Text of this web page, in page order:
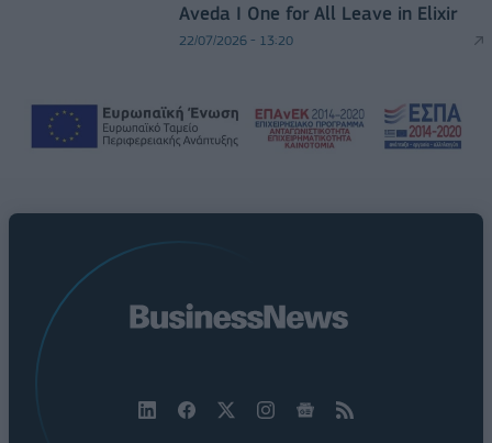
Aveda I One for All Leave in Elixir
22/07/2026 - 13:20